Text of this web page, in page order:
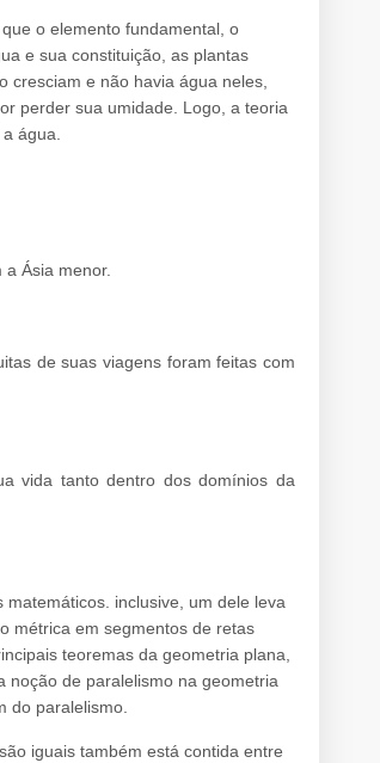
o elemento fundamental, o
e sua constituição, as plantas
cresciam e não havia água neles,
perder sua umidade. Logo, a teoria
água.
Ásia menor.
de suas viagens foram feitas com
vida tanto dentro dos domínios da
inclusive, um dele leva
métrica em segmentos de retas
teoremas da geometria plana,
noção de paralelismo na geometria
do paralelismo.
iguais também está contida entre